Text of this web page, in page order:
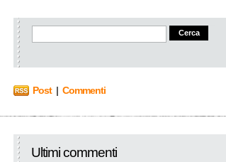
Post| Commenti
Ultimi commenti